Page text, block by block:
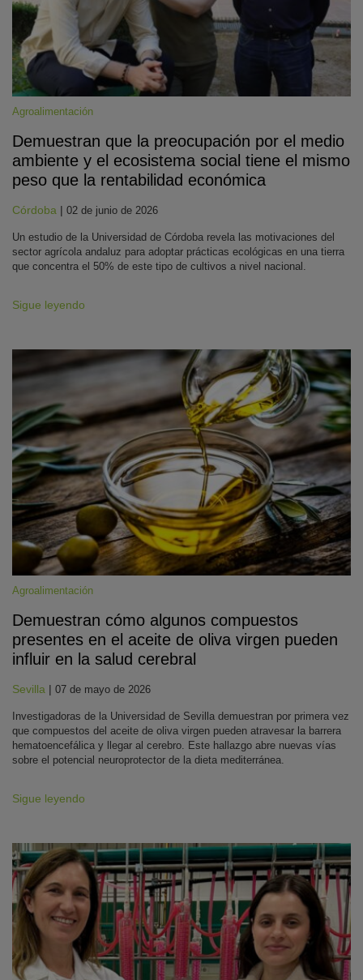
Agroalimentación
Demuestran que la preocupación por el medio
ambiente y el ecosistema social tiene el mismo
peso que la rentabilidad económica
Córdoba | 02 de junio de 2026
Un estudio de la Universidad de Córdoba revela las motivaciones del
sector agrícola andaluz para adoptar prácticas ecológicas en una tierra
que concentra el 50% de este tipo de cultivos a nivel nacional.
Sigue leyendo
Agroalimentación
Demuestran cómo algunos compuestos
presentes en el aceite de oliva virgen pueden
influir en la salud cerebral
Sevilla | 07 de mayo de 2026
Investigadoras de la Universidad de Sevilla demuestran por primera vez
que compuestos del aceite de oliva virgen pueden atravesar la barrera
hematoencefálica y llegar al cerebro. Este hallazgo abre nuevas vías
sobre el potencial neuroprotector de la dieta mediterránea.
Sigue leyendo